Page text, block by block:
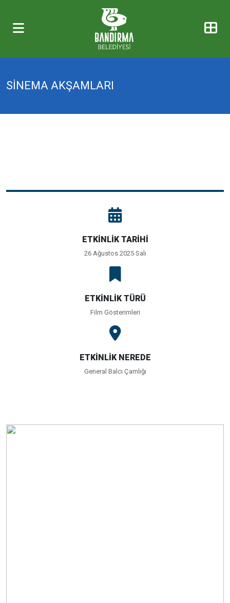
SİNEMA AKŞAMLARI
ETKİNLİK TARİHİ
26 Ağustos 2025 Salı
ETKİNLİK TÜRÜ
Film Gösterimleri
ETKİNLİK NEREDE
General Balcı Çamlığı